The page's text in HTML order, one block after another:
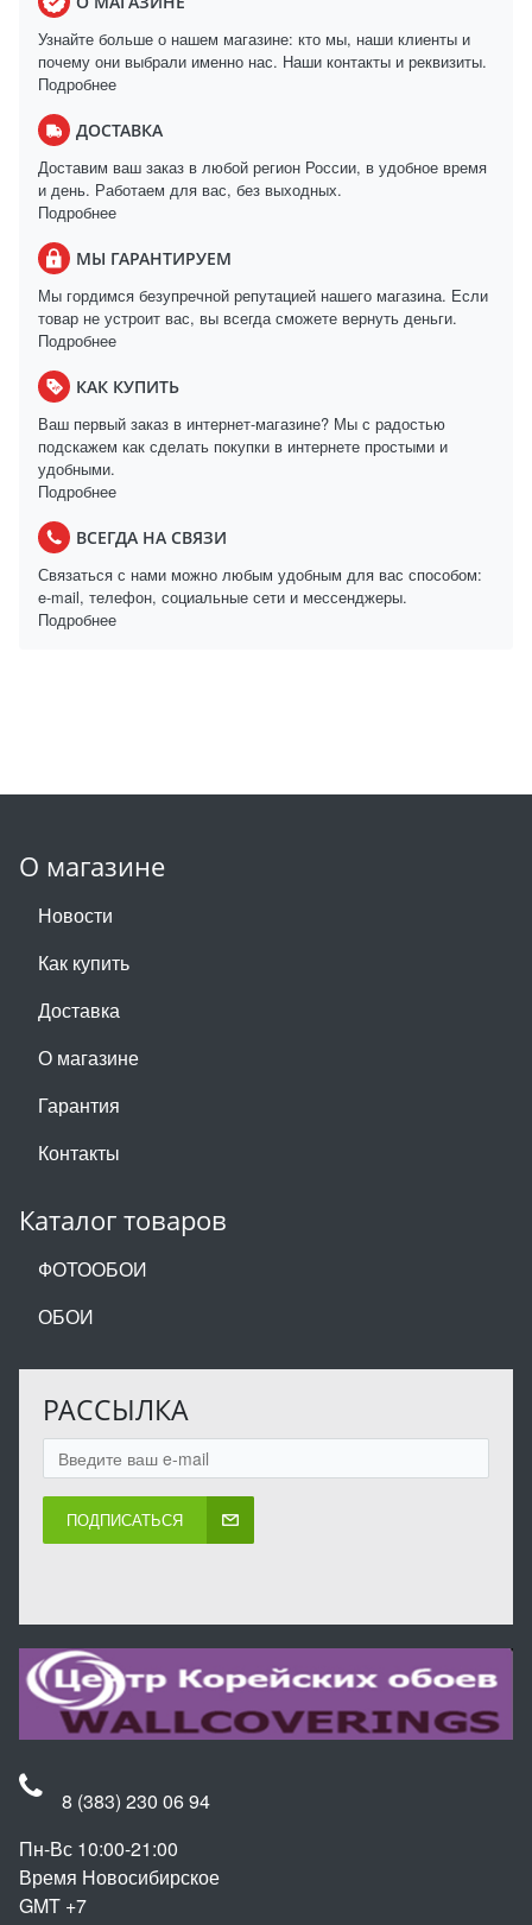
Узнайте больше о нашем магазине: кто мы, наши клиенты и
почему они выбрали именно нас. Наши контакты и реквизиты.
Подробнее
ДОСТАВКА
Доставим ваш заказ в любой регион России, в удобное время
и день. Работаем для вас, без выходных.
Подробнее
МЫ ГАРАНТИРУЕМ
Мы гордимся безупречной репутацией нашего магазина. Если
товар не устроит вас, вы всегда сможете вернуть деньги.
Подробнее
КАК КУПИТЬ
Ваш первый заказ в интернет-магазине? Мы с радостью
подскажем как сделать покупки в интернете простыми и
удобными.
Подробнее
ВСЕГДА НА СВЯЗИ
Связаться с нами можно любым удобным для вас способом:
e-mail, телефон, социальные сети и мессенджеры.
Подробнее
О магазине
Новости
Как купить
Доставка
О магазине
Гарантия
Контакты
Каталог товаров
ФОТООБОИ
ОБОИ
РАССЫЛКА
ПОДПИСАТЬСЯ
8 (383) 230 06 94
Пн-Вс 10:00-21:00
Время Новосибирское
GMT +7